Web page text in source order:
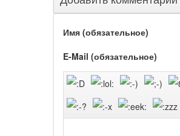
Имя (обязательное)
E-Mail (обязательное)